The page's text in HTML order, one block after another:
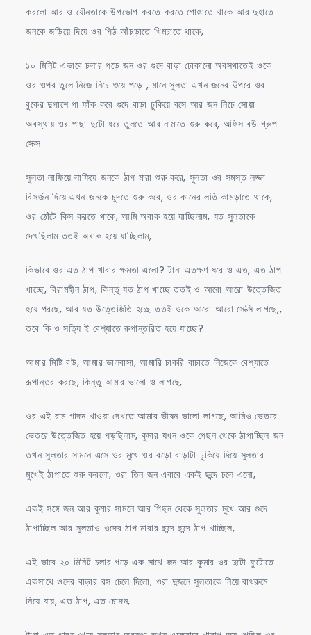
করলো আর ও যৌনতাকে উপভোগ করতে করতে গোঙাতে থাকে আর দুহাতে
জনকে জড়িয়ে দিয়ে ওর পিঠ আঁচড়াতে খিমচাতে থাকে,
১০ মিনিট এভাবে চলার পড়ে জন ওর গুদে বাড়া ঢোকানো অবস্থাতেই ওকে
ওর ওপর তুলে নিজে নিচে শুয়ে পড়ে , মানে সুলতা এখন জনের উপরে ওর
বুকের দুপাশে পা ফাঁক করে গুদে বাড়া ঢুকিয়ে বসে আর জন নিচে সোয়া
অবস্থায় ওর পাছা দুটো ধরে তুলতে আর নামাতে শুরু করে, অফিস বউ গ্রুপ
সেক্স
সুলতা লাফিয়ে লাফিয়ে জনকে ঠাপ মারা শুরু করে, সুলতা ওর সমস্ত লজ্জা
বিসর্জন দিয়ে এখন জনকে চুদতে শুরু করে, ওর কানের লতি কামড়াতে থাকে,
ওর ঠোঁটে কিস করতে থাকে, আমি অবাক হয়ে যাচ্ছিলাম, যত সুলতাকে
দেখছিলাম ততই অবাক হয়ে যাচ্ছিলাম,
কিভাবে ওর এত ঠাপ খাবার ক্ষমতা এলো? টানা এতক্ষণ ধরে ও এত, এত ঠাপ
খাচ্ছে, বিরামহীন ঠাপ, কিন্তু যত ঠাপ খাচ্ছে ততই ও আরো আরো উত্তেজিত
হয়ে পরছে, আর যত উত্তেজিতি হচ্ছে ততই ওকে আরো আরো সেক্সি লাগছে,,
তবে কি ও সত্যি ই বেশ্যাতে রুপান্তরিত হয়ে যাচ্ছে?
আমার মিষ্টি বউ, আমার ভালবাসা, আমারি চাকরি বাচাতে নিজেকে বেশ্যাতে
রূপান্তর করছে, কিন্তু আমার ভালো ও লাগছে,
ওর এই রাম গাদন খাওয়া দেখতে আমার ভীষন ভালো লাগছে, আমিও ভেতরে
ভেতরে উত্তেজিত হয়ে পড়ছিলাম, কুমার যখন ওকে পেছন থেকে ঠাপাচ্ছিল জন
তখন সুলতার সামনে এসে ওর মুখে ওর বড়ো বাড়াটা ঢুকিয়ে দিয়ে সুলতার
মুখেই ঠাপাতে শুরু করলো, ওরা তিন জন এবারে একই ছন্দে চলে এলো,
একই সঙ্গে জন আর কুমার সামনে আর পিছন থেকে সুলতার মুখে আর গুদে
ঠাপাচ্ছিল আর সুলতাও ওদের ঠাপ মারার ছন্দে ছন্দে ঠাপ খাচ্ছিল,
এই ভাবে ২০ মিনিট চলার পড়ে এক সাথে জন আর কুমার ওর দুটো ফুটোতে
একসাথে ওদের বাড়ার রস ঢেলে দিলো, ওরা দুজনে সুলতাকে নিয়ে বাথরুমে
নিয়ে যায়, এত ঠাপ, এত চোদন,